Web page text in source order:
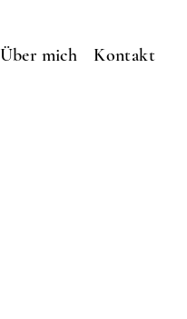
Über mich Kontakt